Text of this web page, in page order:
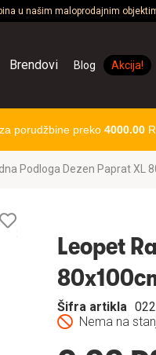
u našim maloprodajnim
Brendovi Blog Akcija!
porudžbine preko 4000.00
Podloga Dezen Paprat XL
želja
Leopet
Nema na
Šifra artikla